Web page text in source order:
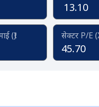
13.10
(₹) सेक्टर P/E
45.70